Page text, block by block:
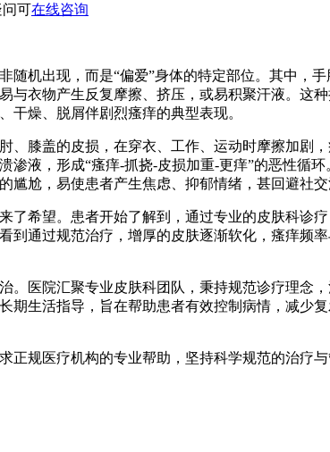
可在线咨询
机出现，而是“偏爱”身体的特定部位。其中，
与衣物产生反复摩擦、挤压，或易积聚汗液。这
干燥、脱屑伴剧烈瘙痒的典型表现。
膝盖的皮损，在穿衣、工作、运动时摩擦加剧
液，形成“瘙痒-抓挠-皮损加重-更痒”的恶性循
尬，易使患者产生焦虑、抑郁情绪，甚回避社交
了希望。患者开始了解到，通过专业的皮肤科诊
到通过规范治疗，增厚的皮肤逐渐软化，瘙痒频
医院汇聚专业皮肤科团队，秉持规范诊疗理念
期生活指导，旨在帮助患者有效控制病情，减少
规医疗机构的专业帮助，坚持科学规范的治疗